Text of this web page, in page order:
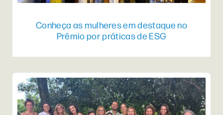
Conheça as mulheres em destaque no
Prêmio por práticas de ESG